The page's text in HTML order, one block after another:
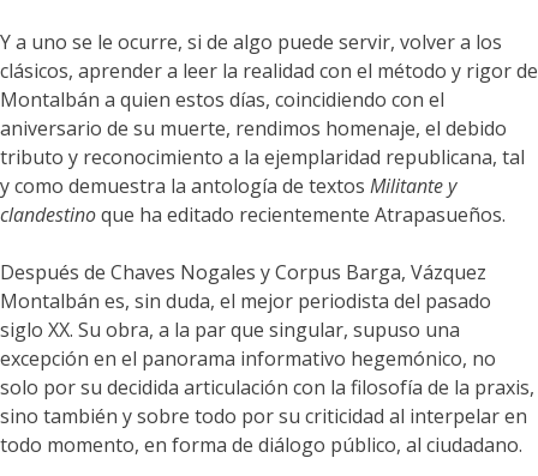
Y a uno se le ocurre, si de algo puede servir, volver a los
clásicos, aprender a leer la realidad con el método y rigor de
Montalbán a quien estos días, coincidiendo con el
aniversario de su muerte, rendimos homenaje, el debido
tributo y reconocimiento a la ejemplaridad republicana, tal
y como demuestra la antología de textos Militante y
clandestinoque ha editado recientemente Atrapasueños.
Después de Chaves Nogales y Corpus Barga, Vázquez
Montalbán es, sin duda, el mejor periodista del pasado
siglo XX. Su obra, a la par que singular, supuso una
excepción en el panorama informativo hegemónico, no
solo por su decidida articulación con la filosofía de la praxis,
sino también y sobre todo por su criticidad al interpelar en
todo momento, en forma de diálogo público, al ciudadano.